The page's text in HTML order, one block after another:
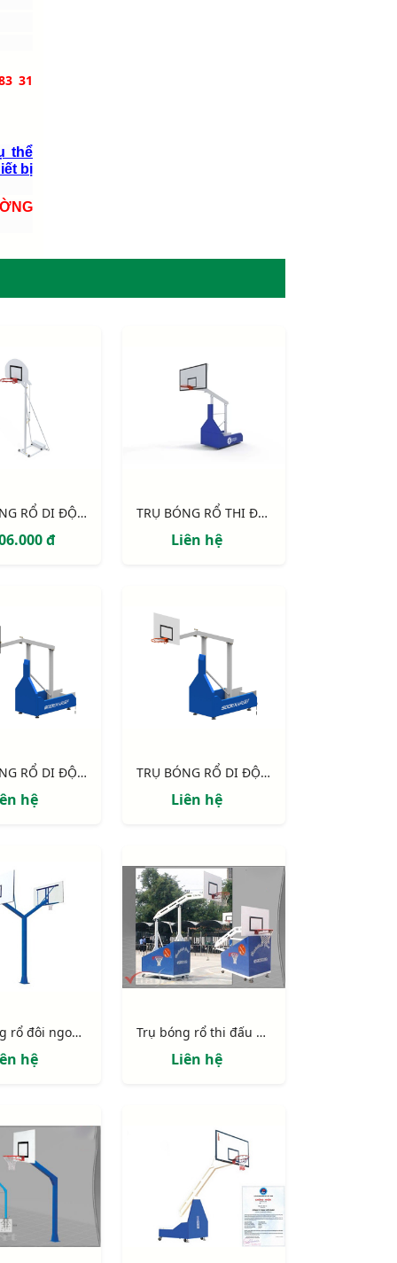
31
thể
bị
TRỤ BÓNG RỔ DI ĐỘNG S14627
đ
TRỤ BÓNG RỔ THI ĐẤU S14642 EPIC 120 - TẦM VƯƠN 1.20M
Liên hệ
TRỤ BÓNG RỔ DI ĐỘNG CỐ ĐỊNH CHIỀU CAO, TẦM VƯƠN 2.25M S14635
hệ
TRỤ BÓNG RỔ DI ĐỘNG CỐ ĐỊNH CHIỀU CAO, TẦM VƯƠN 1.60M S14633
Liên hệ
Trụ bóng rổ đôi ngoài trời 818878
hệ
Trụ bóng rổ thi đấu xếp 801870
Liên hệ